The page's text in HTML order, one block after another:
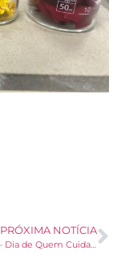
PRÓXIMA NOTÍCIA
Anos Finais – Dia de Quem Cuida de Mim